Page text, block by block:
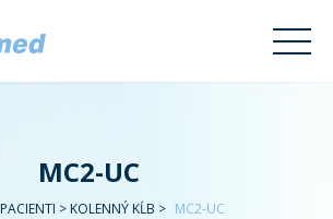
MC2-UC
PACIENTI > KOLENNÝ KĹB > MC2-UC